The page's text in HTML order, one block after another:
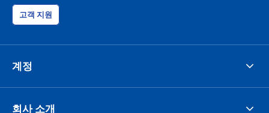
고객 지원
계정
회사 소개